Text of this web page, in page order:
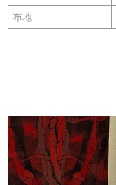
布地